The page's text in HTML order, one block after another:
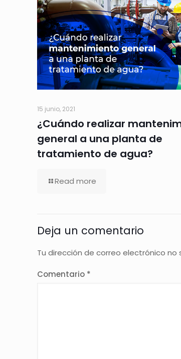
15 junio, 2021
¿Cuándo realizar
general a una planta de
tratamiento de agua?
Read more
Deja un comentario
Tu dirección de correo electrónico no
Comentario *